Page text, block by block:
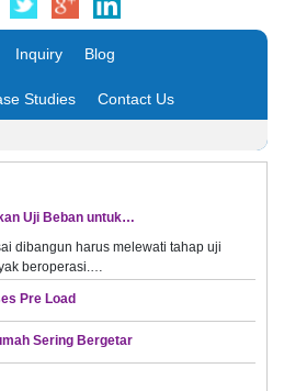
Inquiry Blog
Studies Contact Us
Uji Beban untuk…
dibangun harus melewati tahap uji
beroperasi.…
Pre Load
Sering Bergetar